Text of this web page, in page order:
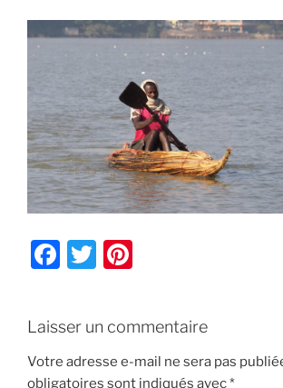
F
e
b
T
er e
st
Laisser un commentaire
Votre adresse e-mail ne sera pas
obligatoires sont indiqués avec*